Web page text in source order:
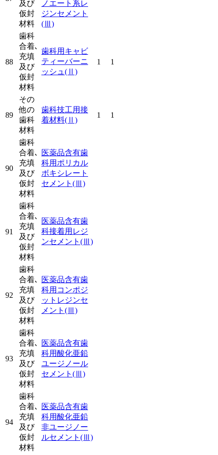
及び
仮封
材料
ノエート系レ
ジンセメント
(Ⅲ)
88
歯科
合着､
充填
及び
仮封
材料
歯科用キャビ
ティーバーニ
ッシュ (Ⅱ)
1 1
89
その
他の
歯科
材料
歯科技工用接
着材料(Ⅱ)
1 1
90
歯科
合着､
充填
及び
仮封
材料
医薬品含有歯
科用ポリカル
ボキシレート
セメント (Ⅲ)
91
歯科
合着､
充填
及び
仮封
材料
医薬品含有歯
科接着用レジ
ンセメント (Ⅲ)
92
歯科
合着､
充填
及び
仮封
材料
医薬品含有歯
科用コンポジ
ットレジンセ
メント (Ⅲ)
93
歯科
合着､
充填
及び
仮封
材料
医薬品含有歯
科用酸化亜鉛
ユージノール
セメント (Ⅲ)
94
歯科
合着､
充填
及び
仮封
材料
医薬品含有歯
科用酸化亜鉛
非ユージノー
ルセメント (Ⅲ)